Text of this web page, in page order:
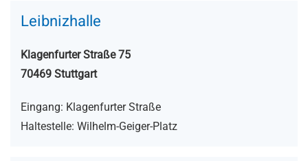
Leibnizhalle
Klagenfurter Straße 75
70469 Stuttgart
Eingang: Klagenfurter Straße
Haltestelle: Wilhelm-Geiger-Platz